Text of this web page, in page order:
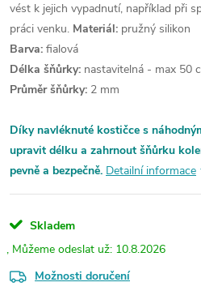
vést k jejich vypadnutí, například při
práci venku. Materiál: pružný silikon
Barva: fialová
Délka šňůrky: nastavitelná - max 50
Průměr šňůrky: 2 mm
Díky navléknuté kostičce s
upravit délku a zahrnout šňůrku
pevně a bezpečně. Detailní informace
Skladem
10.8.2026
Možnosti doručení